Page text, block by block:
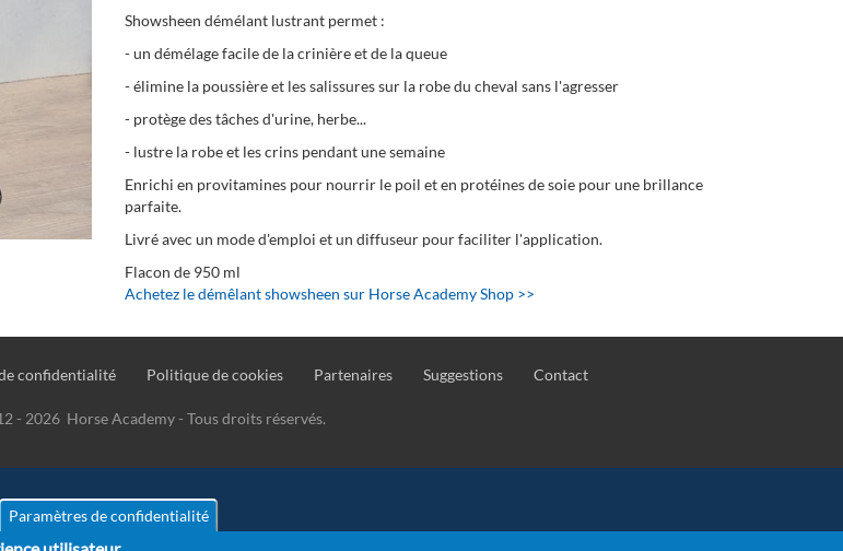
Showsheen démélant lustrant permet :
- un démélage facile de la crinière et de la queue
- élimine la poussière et les salissures sur la robe du cheval sans l'agresser
- protège des tâches d'urine, herbe...
- lustre la robe et les crins pendant une semaine
Enrichi en provitamines pour nourrir le poil et en protéines de soie pour une brillance
parfaite.
Livré avec un mode d'emploi et un diffuseur pour faciliter l'application.
Flacon de 950 ml
Achetez le démêlant showsheen sur Horse Academy Shop >>
confidentialité Politique de cookies Partenaires Suggestions Contact
- 2026 Horse Academy - Tous droits réservés.
Paramètres de confidentialité